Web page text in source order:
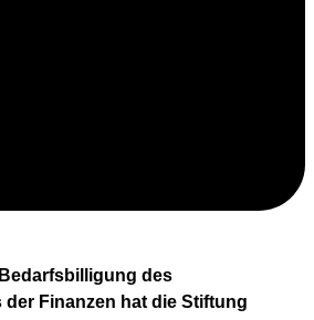
des
Finanzen hat die Stiftung